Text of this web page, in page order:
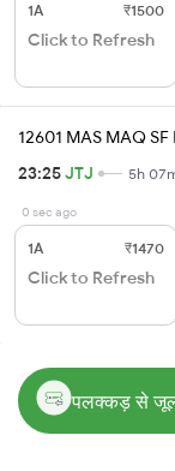
1A ₹1500
Click to Refresh
12601 MAS MAQ SF
23:25JTJ 5h
0 sec ago
1A ₹1470
Click to Refresh
पलक्कड़ से